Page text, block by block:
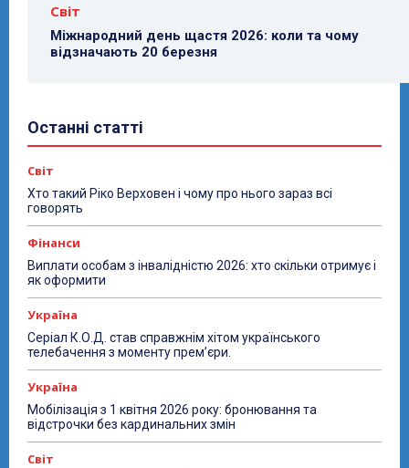
Світ
Міжнародний день щастя 2026: коли та чому
відзначають 20 березня
Останні статті
Світ
Хто такий Ріко Верховен і чому про нього зараз всі
говорять
Фінанси
Виплати особам з інвалідністю 2026: хто скільки отримує і
як оформити
Україна
Серіал К.О.Д. став справжнім хітом українського
телебачення з моменту прем’єри.
Україна
Мобілізація з 1 квітня 2026 року: бронювання та
відстрочки без кардинальних змін
Світ